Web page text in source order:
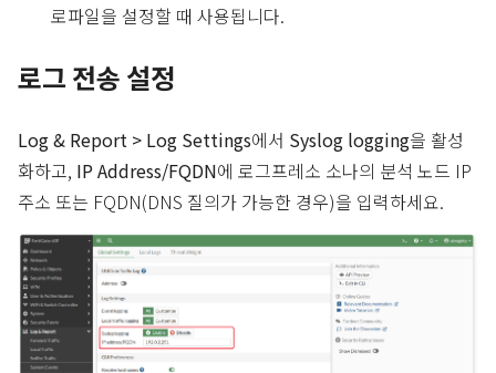
로파일을 설정할 때 사용됩니다.
로그 전송 설정
Log & Report > Log Settings에서 Syslog logging을 활성
화하고, IP Address/FQDN에 로그프레소 소나의 분석 노드 IP
주소 또는 FQDN(DNS 질의가 가능한 경우)을 입력하세요.